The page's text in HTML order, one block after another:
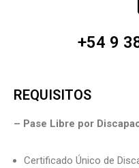
+54 9
REQUISITOS
– Pase Libre por
Certificado Único de